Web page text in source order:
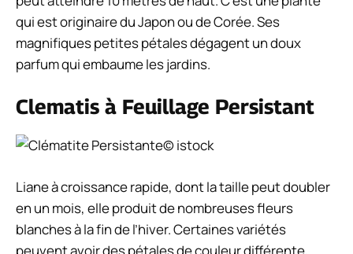
qui est originaire du Japon ou de Corée. Ses
magnifiques petites pétales dégagent un doux
parfum qui embaume les jardins.
Clematis à Feuillage Persistant
© istock
Liane à croissance rapide, dont la taille peut doubler
en un mois, elle produit de nombreuses fleurs
blanches à la fin de l’hiver. Certaines variétés
peuvent avoir des pétales de couleur différente,